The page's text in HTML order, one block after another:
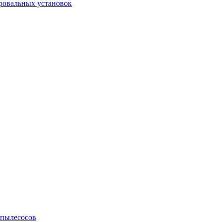
установок